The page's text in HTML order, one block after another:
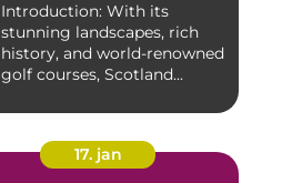
Introduction: With its
stunning landscapes, rich
history, and world-renowned
golf courses, Scotland...
17. jan